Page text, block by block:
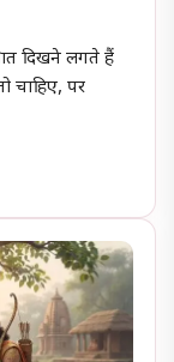
दिखने लगते हैं
चाहिए, पर